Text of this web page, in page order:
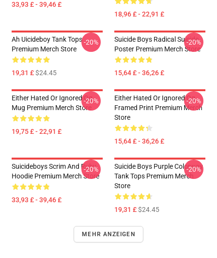
33,93 £ - 39,46 £
18,96 £ - 22,91 £
Ah Uicideboy Tank Tops
Premium Merch Store
19,31 £$24.45
-20%
Suicide Boys Radical Suicide
Poster Premium Merch Store
15,64 £ - 36,26 £
-20%
Either Hated Or Ignored Og
Mug Premium Merch Store
19,75 £ - 22,91 £
-20%
Either Hated Or Ignored Og
Framed Print Premium Merch
Store
15,64 £ - 36,26 £
-20%
Suicideboys Scrim And Ruby
Hoodie Premium Merch Store
33,93 £ - 39,46 £
-20%
Suicide Boys Purple Colorway
Tank Tops Premium Merch
Store
19,31 £$24.45
-20%
MEHR ANZEIGEN